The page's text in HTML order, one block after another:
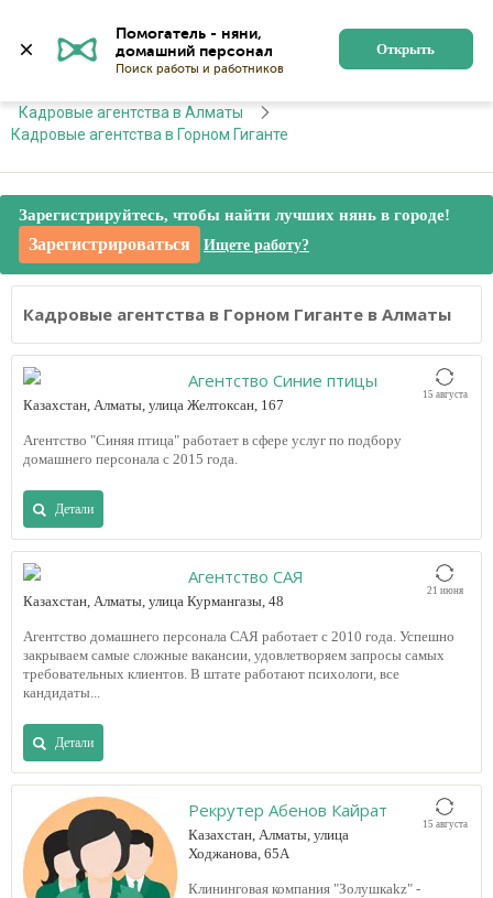
Помогатель - няни,
Поиск работы и работников
Открыть
Алматы Регистрация
Кадровые агентства в Алматы
Кадровые агентства в Горном Гиганте
Зарегистрируйтесь, чтобы найти лучших нянь в городе!
Зарегистрироваться Ищете работу?
Кадровые агентства в Горном Гиганте в Алматы
15 августа
Агентство Синие птицы
Казахстан, Алматы, улица Желтоксан, 167
Агентство "Синяя птица" работает в сфере услуг по подбору
домашнего персонала с 2015 года.
Детали
21 июня
Агентство САЯ
Казахстан, Алматы, улица Курмангазы, 48
Агентство домашнего персонала САЯ работает с 2010 года. Успешно
закрываем самые сложные вакансии, удовлетворяем запросы самых
требовательных клиентов. В штате работают психологи, все
кандидаты...
Детали
15 августа
Рекрутер Абенов Кайрат
Казахстан, Алматы, улица
Ходжанова, 65А
Клининговая компания "Золушкаkz" -